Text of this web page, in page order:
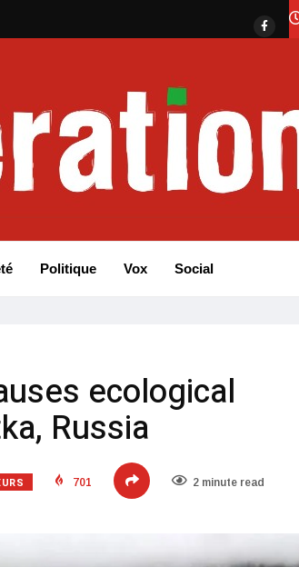
Politique Vox Social
ecological
Russia
701 2 minute read